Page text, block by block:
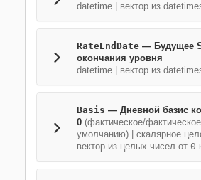
datetime
вектор из
RateEndDate — Будущее
окончания уровня
datetime
вектор из
Basis — Дневной базис
0 (фактическое/
умолчанию) | скалярное
вектор из целых чисел от 0